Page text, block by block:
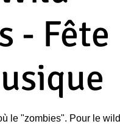
- Fête
le "zombies". Pour le wild